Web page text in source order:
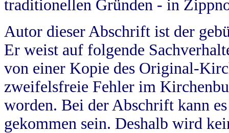
traditionellen Gründen - in
Autor dieser Abschrift ist der
Er weist auf folgende
von einer Kopie des Original-
zweifelsfreie Fehler im
worden. Bei der Abschrift kann
gekommen sein. Deshalb wird